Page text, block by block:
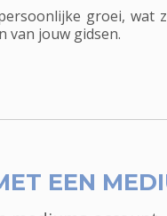
groei, wat
van jouw gidsen.
EEN